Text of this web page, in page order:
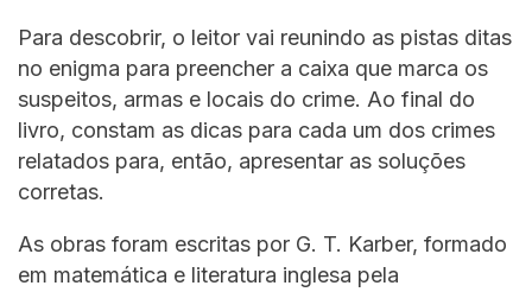
Para descobrir, o leitor vai reunindo as pistas ditas
no enigma para preencher a caixa que marca os
suspeitos, armas e locais do crime. Ao final do
livro, constam as dicas para cada um dos crimes
relatados para, então, apresentar as soluções
corretas.
As obras foram escritas por G. T. Karber, formado
em matemática e literatura inglesa pela